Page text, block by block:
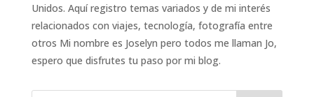
Unidos. Aquí registro temas variados y de mi interés
relacionados con viajes, tecnología, fotografía entre
otros Mi nombre es Joselyn pero todos me llaman Jo,
espero que disfrutes tu paso por mi blog.